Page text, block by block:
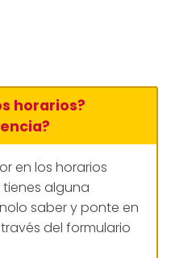
horarios?
en los horarios
alguna
saber y ponte en
del formulario